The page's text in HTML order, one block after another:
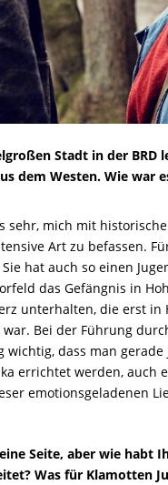
Stadt in der BRD
dem Westen. Wie war
sehr, mich mit
Art zu befassen.
hat auch so einen
das Gefängnis in
unterhalten, die erst
Bei der Führung
dass man
errichtet werden, auch
emotionsgeladenen
Seite, aber wie habt
Was für Klamotten